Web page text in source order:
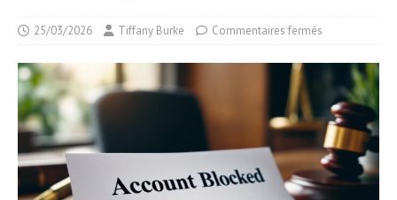
25/03/2026 Tiffany Burke Commentaires fermés